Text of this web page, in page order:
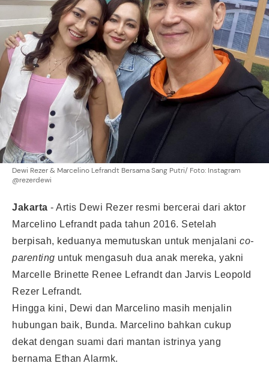
Dewi Rezer & Marcelino Lefrandt Bersama Sang Putri/ Foto: Instagram
@rezerdewi
Jakarta - Artis Dewi Rezer resmi bercerai dari aktor
Marcelino Lefrandt pada tahun 2016. Setelah
berpisah, keduanya memutuskan untuk menjalani co-
parenting untuk mengasuh dua anak mereka, yakni
Marcelle Brinette Renee Lefrandt dan Jarvis Leopold
Rezer Lefrandt.
Hingga kini, Dewi dan Marcelino masih menjalin
hubungan baik, Bunda. Marcelino bahkan cukup
dekat dengan suami dari mantan istrinya yang
bernama Ethan Alarmk.